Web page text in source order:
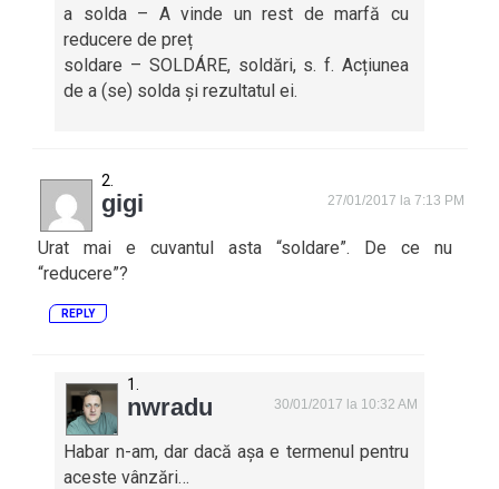
a solda – A vinde un rest de marfă cu
reducere de preț
soldare – SOLDÁRE, soldări, s. f. Acțiunea
de a (se) solda și rezultatul ei.
gigi 27/01/2017 la 7:13 PM
Urat mai e cuvantul asta “soldare”. De ce nu
“reducere”?
REPLY
nwradu 30/01/2017 la 10:32 AM
Habar n-am, dar dacă așa e termenul pentru
aceste vânzări…